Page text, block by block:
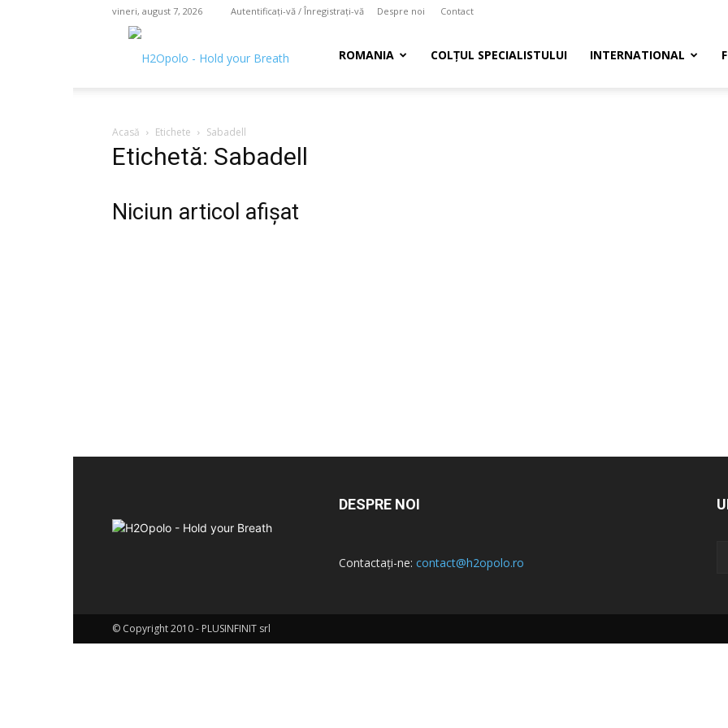
vineri, august 7, 2026 Autentificați-vă / Înregistrați-vă Despre noi Contact
ROMANIA COLȚUL SPECIALISTULUI INTERNATIONAL
Acasă Etichete Sabadell
Etichetă: Sabadell
Niciun articol afișat
DESPRE NOI
Contactați-ne: contact@h2opolo.ro
© Copyright 2010 - PLUSINFINIT srl